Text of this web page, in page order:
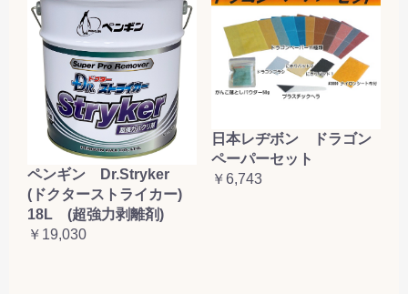
ペンギン Dr.Stryker
(ドクターストライカー)
18L (超強力剥離剤)
￥19,030
日本レヂボン ドラゴン
ペーパーセット
￥6,743